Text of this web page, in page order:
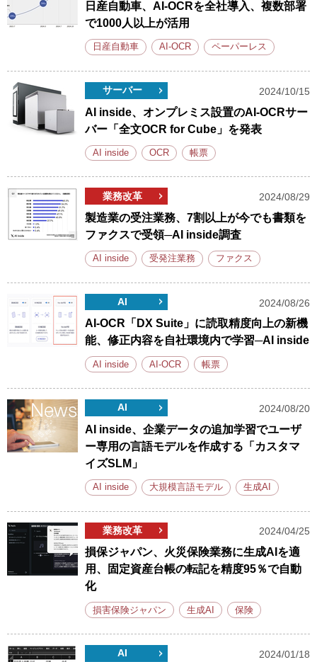
日産自動車、AI-OCRを全社導入、複数部署
で1000人以上が活用
日産自動車 AI-OCR ペーパーレス
サーバー 2024/10/15
AI inside、オンプレミス設置のAI-OCRサー
バー「全文OCR for Cube」を発表
AI inside OCR 帳票
業務改革 2024/08/29
製造業の受注業務、7割以上が今でも書類を
ファクスで受領─AI inside調査
AI inside 受発注業務 ファクス
AI 2024/08/26
AI-OCR「DX Suite」に読取精度向上の新機
能、修正内容を自社環境内で学習─AI inside
AI inside AI-OCR 帳票
AI 2024/08/20
AI inside、企業データの追加学習でユーザ
ー専用の言語モデルを作成する「カスタマ
イズSLM」
AI inside 大規模言語モデル 生成AI
業務改革 2024/04/25
損保ジャパン、火災保険業務に生成AIを適
用、固定資産台帳の転記を精度95％で自動
化
損害保険ジャパン 生成AI 保険
AI 2024/01/18